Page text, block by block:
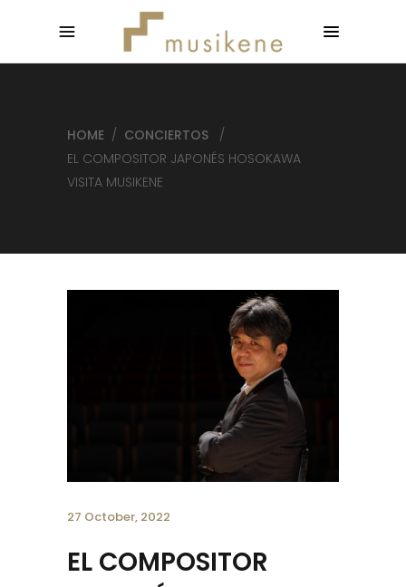
HOME / CONCIERTOS
/
EL COMPOSITOR JAPONÉS HOSOKAWA
VISITA MUSIKENE
27 October, 2022
EL COMPOSITOR